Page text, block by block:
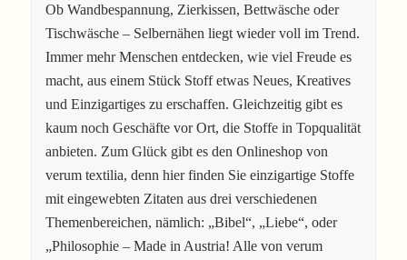
Ob Wandbespannung, Zierkissen, Bettwäsche oder
Tischwäsche – Selbernähen liegt wieder voll im Trend.
Immer mehr Menschen entdecken, wie viel Freude es
macht, aus einem Stück Stoff etwas Neues, Kreatives
und Einzigartiges zu erschaffen. Gleichzeitig gibt es
kaum noch Geschäfte vor Ort, die Stoffe in Topqualität
anbieten. Zum Glück gibt es den Onlineshop von
verum textilia, denn hier finden Sie einzigartige Stoffe
mit eingewebten Zitaten aus drei verschiedenen
Themenbereichen, nämlich: „Bibel“, „Liebe“, oder
„Philosophie – Made in Austria! Alle von verum